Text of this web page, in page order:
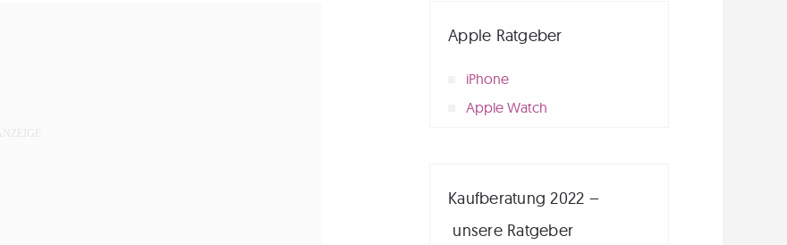
Apple Ratgeber
iPhone
Apple Watch
Kaufberatung 2022 –
unsere Ratgeber